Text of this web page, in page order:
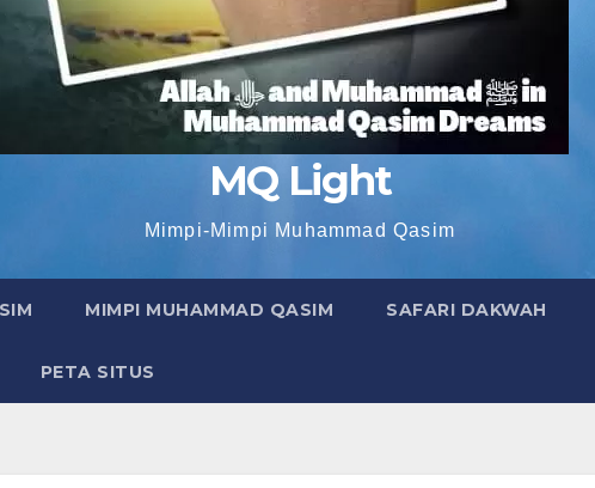
MQ Light
Mimpi-Mimpi Muhammad Qasim
MIMPI MUHAMMAD QASIM SAFARI DAKWAH
PETA SITUS